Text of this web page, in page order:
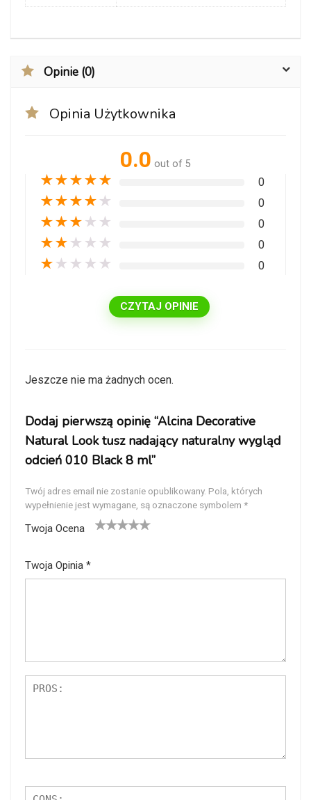
Opinie (0)
Opinia Użytkownika
0.0 out of 5
★★★★★ 0
★★★★ ★ 0
★★★ ★ ★ 0
★★ ★ ★ ★ 0
★ ★ ★ ★ ★ 0
CZYTAJ OPINIE
Jeszcze nie ma żadnych ocen.
Dodaj pierwszą opinię “Alcina Decorative
Natural Look tusz nadający naturalny wygląd
odcień 010 Black 8 ml”
Twój adres email nie zostanie opublikowany. Pola, których
wypełnienie jest wymagane, są oznaczone symbolem *
Twoja Ocena
Twoja Opinia *